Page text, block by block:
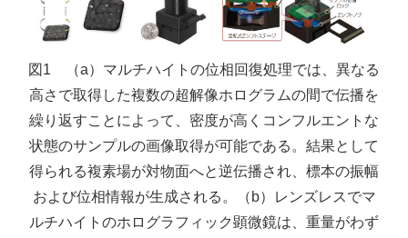
図1 （a）マルチハイトの位相回復処理では、異なる
高さで取得した複数の超解像ホログラムの間で伝播を
繰り返すことによって、密度が高くコンフルエントな
状態のサンプルの画像取得が可能である。結果として
得られる複素場が対物面へと逆伝播され、標本の振幅
および位相情報が生成される。（b）レンズレスでマ
ルチハイトのホログラフィック顕微鏡は、重量がわず